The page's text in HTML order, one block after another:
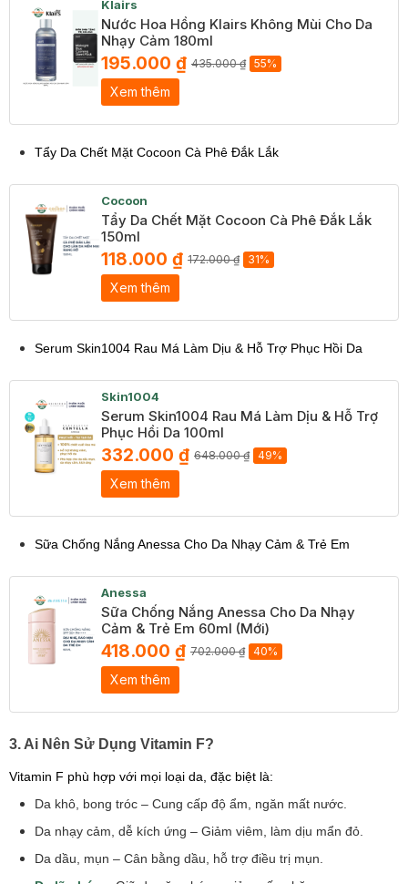
Klairs
Nước Hoa Hồng Klairs Không Mùi Cho Da
Nhạy Cảm 180ml
195.000 ₫ 435.000 ₫ 55%
Xem thêm
Tẩy Da Chết Mặt Cocoon Cà Phê Đắk Lắk
Cocoon
Tẩy Da Chết Mặt Cocoon Cà Phê Đắk Lắk
150ml
118.000 ₫ 172.000 ₫ 31%
Xem thêm
Serum Skin1004 Rau Má Làm Dịu & Hỗ Trợ Phục Hồi Da
Skin1004
Serum Skin1004 Rau Má Làm Dịu & Hỗ Trợ
Phục Hồi Da 100ml
332.000 ₫ 648.000 ₫ 49%
Xem thêm
Sữa Chống Nắng Anessa Cho Da Nhạy Cảm & Trẻ Em
Anessa
Sữa Chống Nắng Anessa Cho Da Nhạy
Cảm & Trẻ Em 60ml (Mới)
418.000 ₫ 702.000 ₫ 40%
Xem thêm
3. Ai Nên Sử Dụng Vitamin F?
Vitamin F phù hợp với mọi loại da, đặc biệt là:
Da khô, bong tróc – Cung cấp độ ẩm, ngăn mất nước.
Da nhạy cảm, dễ kích ứng – Giảm viêm, làm dịu mẩn đỏ.
Da dầu, mụn – Cân bằng dầu, hỗ trợ điều trị mụn.